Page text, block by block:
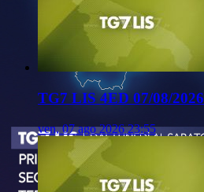
TG7 LIS 4ED 07/08/2026
ven, 07 ago 2026 23:55